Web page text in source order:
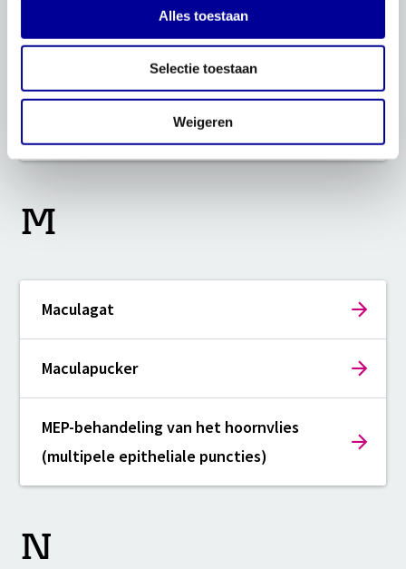
Alles toestaan
Selectie toestaan
Weigeren
Lui oog (Amblyopie)
Lui oog trainen (oog afplakken)
M
Maculagat
Maculapucker
MEP-behandeling van het hoornvlies
(multipele epitheliale puncties)
N